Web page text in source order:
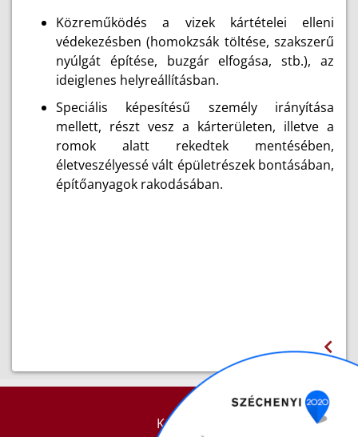
Közreműködés a vizek kártételei elleni
védekezésben (homokzsák töltése, szakszerű
nyúlgát építése, buzgár elfogása, stb.), az
ideiglenes helyreállításban.
Speciális képesítésű személy irányítása
mellett, részt vesz a kárterületen, illetve a
romok alatt rekedtek mentésében,
életveszélyessé vált épületrészek bontásában,
építőanyagok rakodásában.
KAPCSOLAT